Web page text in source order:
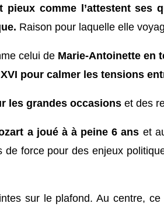
comme l’attestent ses
Raison pour laquelle elle
celui de Marie-Antoinette en
pour calmer les tensions
les grandes occasions et des
a joué à à peine 6 ans et
force pour des enjeux
sur le plafond. Au centre,